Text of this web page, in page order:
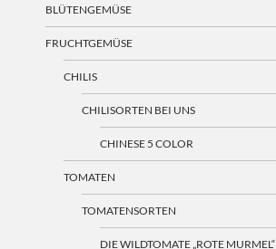
BLÜTENGEMÜSE
FRUCHTGEMÜSE
CHILIS
CHILISORTEN BEI UNS
CHINESE 5 COLOR
TOMATEN
TOMATENSORTEN
DIE WILDTOMATE „ROTE MURMEL“